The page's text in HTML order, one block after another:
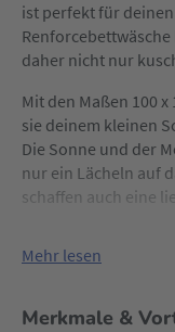
ist perfekt für
daher nicht nur
Mit den Maßen 100
sie deinem kleinen
Die Sonne und der
nur ein Lächeln auf
schaffen auch eine
Mehr lesen
Merkmale &